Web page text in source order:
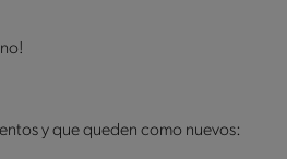
y que queden como nuevos: